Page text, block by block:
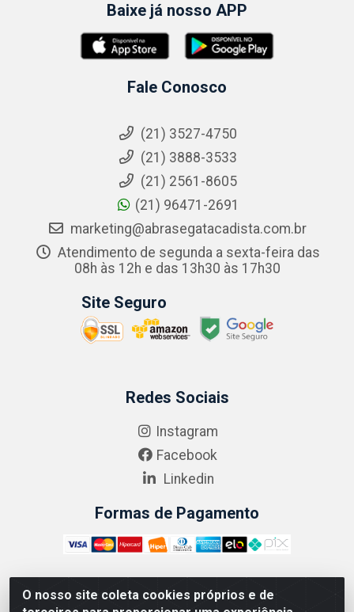
O nosso site coleta cookies próprios e de
Baixe já nosso APP
Fale Conosco
(21) 3527-4750
(21) 3888-3533
(21) 2561-8605
(21) 96471-2691
marketing@abrasegatacadista.com.br
Atendimento de segunda a sexta-feira das
08h às 12h e das 13h30 às 17h30
Site Seguro
Redes Sociais
Instagram
Facebook
Linkedin
Formas de Pagamento
ABRASEG COMÉRCIO ATACADISTA LTDA - CNPJ: